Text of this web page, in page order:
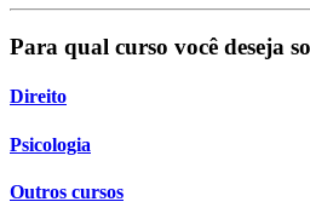
Para qual curso você deseja
Direito
Psicologia
Outros cursos